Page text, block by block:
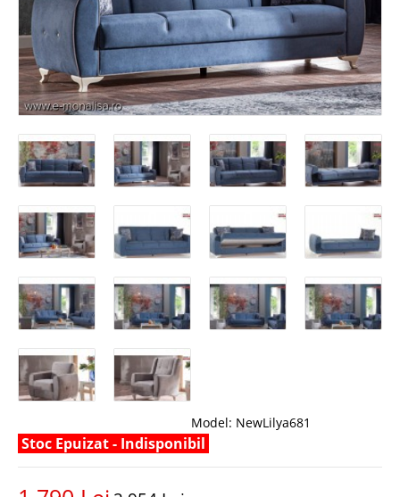
Model: NewLilya681
Stoc Epuizat - Indisponibil